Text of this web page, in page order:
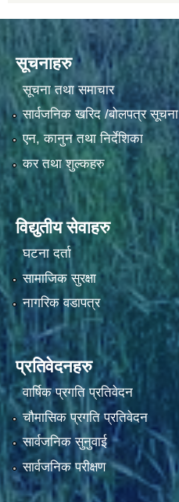
सूचनाहरु
सूचना तथा समाचार
सार्वजनिक खरिद /बोलपत्र सूचना
एन, कानुन तथा निर्देशिका
कर तथा शुल्कहरु
विद्युतीय सेवाहरु
घटना दर्ता
सामाजिक सुरक्षा
नागरिक वडापत्र
प्रतिवेदनहरु
वार्षिक प्रगति प्रतिवेदन
चौमासिक प्रगति प्रतिवेदन
सार्वजनिक सुनुवाई
सार्वजनिक परीक्षण